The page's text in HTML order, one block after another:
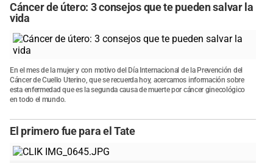
Cáncer de útero: 3 consejos que te pueden salvar la
vida
En el mes de la mujer y con motivo del Día Internacional de la Prevención del
Cáncer de Cuello Uterino, que se recuerda hoy, acercamos información sobre
esta enfermedad que es la segunda causa de muerte por cáncer ginecológico
en todo el mundo.
El primero fue para el Tate